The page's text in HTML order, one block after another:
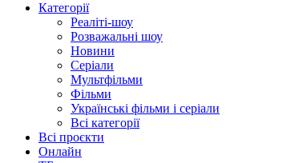
Категорії
Реаліті-шоу
Розважальні шоу
Новини
Серіали
Мультфільми
Фільми
Українські фільми і серіали
Всі категорії
Всі проєкти
Онлайн